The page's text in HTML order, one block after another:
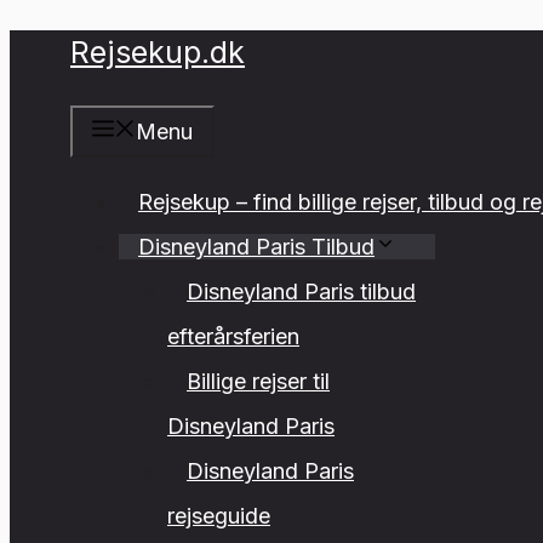
Rejsekup.dk
Menu
Rejsekup – find billige rejser, tilbud og
Disneyland Paris Tilbud
Disneyland Paris tilbud
efterårsferien
Billige rejser til
Disneyland Paris
Disneyland Paris
rejseguide